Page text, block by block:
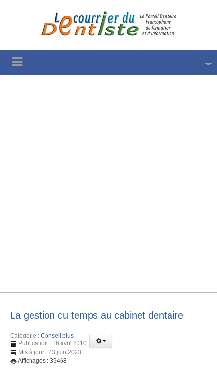
La gestion du temps au cabinet dentaire
Catégorie : Conseil plus
Publication : 16 avril 2010
Mis à jour : 23 juin 2023
Affichages : 39468